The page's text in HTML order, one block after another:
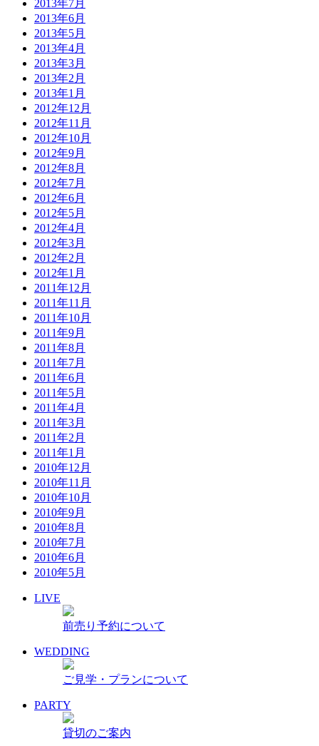
2013年7月
2013年6月
2013年5月
2013年4月
2013年3月
2013年2月
2013年1月
2012年12月
2012年11月
2012年10月
2012年9月
2012年8月
2012年7月
2012年6月
2012年5月
2012年4月
2012年3月
2012年2月
2012年1月
2011年12月
2011年11月
2011年10月
2011年9月
2011年8月
2011年7月
2011年6月
2011年5月
2011年4月
2011年3月
2011年2月
2011年1月
2010年12月
2010年11月
2010年10月
2010年9月
2010年8月
2010年7月
2010年6月
2010年5月
LIVE
前売り予約について
WEDDING
ご見学・プランについて
PARTY
貸切のご案内